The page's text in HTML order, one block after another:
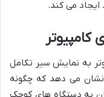
می کند.
به نمایش سیر تکامل
نشان می دهد که چگونه
به دستگاه های کوچک